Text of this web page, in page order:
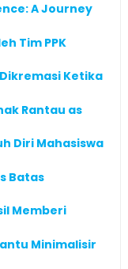
A Journey
Tim PPK
Ketika
Rantau as
Diri Mahasiswa
Batas
Memberi
Minimalisir